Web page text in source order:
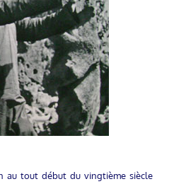
au tout début du vingtième siècle